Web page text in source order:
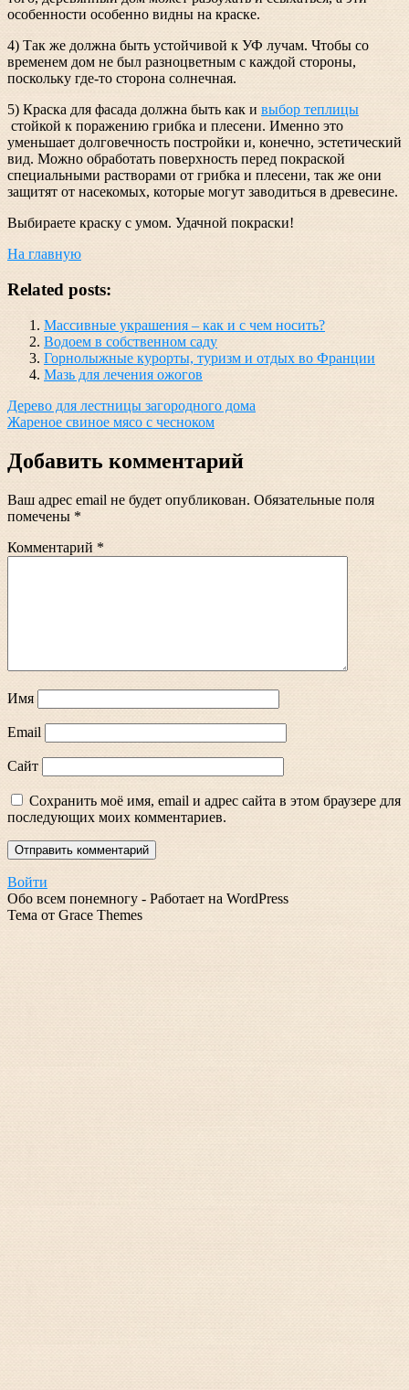
особенности особенно видны на краске.
4) Так же должна быть устойчивой к УФ лучам. Чтобы со
временем дом не был разноцветным с каждой стороны,
поскольку где-то сторона солнечная.
5) Краска для фасада должна быть как и выбор теплицы
стойкой к поражению грибка и плесени. Именно это
уменьшает долговечность постройки и, конечно, эстетический
вид. Можно обработать поверхность перед покраской
специальными растворами от грибка и плесени, так же они
защитят от насекомых, которые могут заводиться в древесине.
Выбираете краску с умом. Удачной покраски!
На главную
Related posts:
Массивные украшения – как и с чем носить?
Водоем в собственном саду
Горнолыжные курорты, туризм и отдых во Франции
Мазь для лечения ожогов
Навигация
по
записям
Дерево для лестницы загородного дома
Жареное свиное мясо с чесноком
Добавить комментарий
Ваш адрес email не будет опубликован. Обязательные поля
помечены *
Комментарий *
Имя
Email
Сайт
Сохранить моё имя, email и адрес сайта в этом браузере для
последующих моих комментариев.
Войти
Обо всем понемногу - Работает на WordPress
Тема от Grace Themes